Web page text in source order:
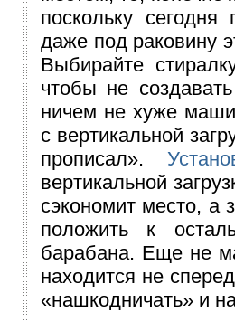
поскольку
даже под раковину
Выбирайте
чтобы не
ничем не хуже
с вертикальной
прописал».
вертикальной
сэкономит место,
положить к
барабана. Еще не
находится не
«нашкодничать» и